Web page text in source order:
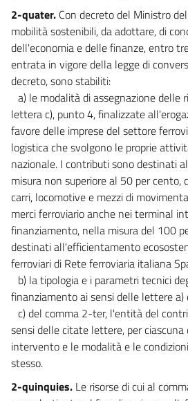
2-quater. Con decreto del Ministro
mobilità sostenibili, da adottare, di
dell'economia e delle finanze, entro
entrata in vigore della legge di
decreto, sono stabiliti:
a) le modalità di assegnazione delle
lettera c), punto 4, finalizzate
favore delle imprese del settore
logistica che svolgono le proprie
nazionale. I contributi sono destinati
misura non superiore al 50 per cento,
carri, locomotive e mezzi di
merci ferroviario anche nei terminal
finanziamento, nella misura del 100
destinati all'efficientamento
ferroviari di Rete ferroviaria italiana
b) la tipologia e i parametri tecnici
finanziamento ai sensi delle lettere a)
c) del comma 2-ter, l'entità del
sensi delle citate lettere, per
intervento e le modalità e le
stesso.
2-quinquies. Le risorse di cui al